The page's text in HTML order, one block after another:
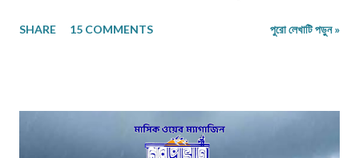
৮০০-৯০০ শব্দে, প্রবন্ধ/নিবন্ধ ১৫০০-১৬০০ শব্দে। তবে এ বাঁধন 'অবশ্যমান্য' নয়। সম্পূর্ণ
সঙ্গে দেবেন নিজের নাম, ঠিকানা এবং ফোন ও whatsapp নম্বর। (ছবি দেওয়ার দরকার
নেই।) ১) মেলের সাবজেক্ট লাইনে লিখবেন 'মুদ্রিত নবপ্রভাত বইমেলা সংখ্যা ২০২৬-এর
SHARE 15 COMMENTS পুরো লেখাটি পড়ুন »